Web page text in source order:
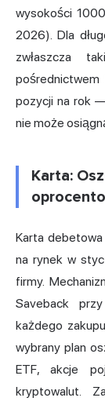
wysokości
2026). Dla
zwłaszcza
pozycji na rok
nie może
Karta:
Karta debetowa
na rynek w
firmy.
Saveback
każdego
wybrany plan
ETF, akcje
kryptowalut.